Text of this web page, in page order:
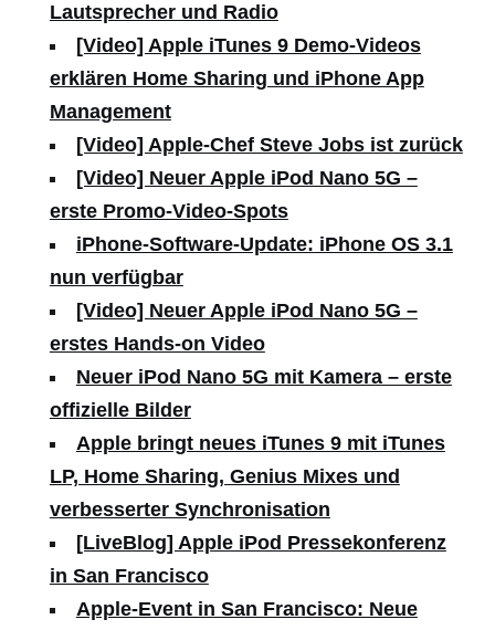
Lautsprecher und Radio
[Video] Apple iTunes 9 Demo-Videos
erklären Home Sharing und iPhone App
Management
[Video] Apple-Chef Steve Jobs ist zurück
[Video] Neuer Apple iPod Nano 5G –
erste Promo-Video-Spots
iPhone-Software-Update: iPhone OS 3.1
nun verfügbar
[Video] Neuer Apple iPod Nano 5G –
erstes Hands-on Video
Neuer iPod Nano 5G mit Kamera – erste
offizielle Bilder
Apple bringt neues iTunes 9 mit iTunes
LP, Home Sharing, Genius Mixes und
verbesserter Synchronisation
[LiveBlog] Apple iPod Pressekonferenz
in San Francisco
Apple-Event in San Francisco: Neue